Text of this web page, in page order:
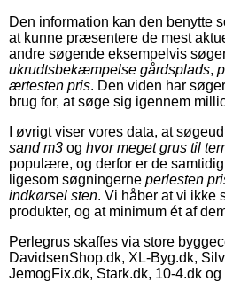
Den information kan den benytte
at kunne præsentere de mest
andre søgende eksempelvis
ukrudtsbekæmpelse gårdsplads,
ærtesten pris. Den viden har
brug for, at søge sig igennem
I øvrigt viser vores data, at
sand m3 og hvor meget grus til
populære, og derfor er de
ligesom søgningerne perlesten
indkørsel sten. Vi håber at vi ikke
produkter, og at minimum ét af
Perlegrus skaffes via store
DavidsenShop.dk, XL-Byg.dk,
JemogFix.dk, Stark.dk, 10-4.dk